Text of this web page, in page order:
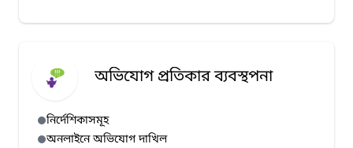
অভিযোগ প্রতিকার ব্যবস্থপনা
নির্দেশিকাসমূহ
অনলাইনে অভিযোগ দাখিল